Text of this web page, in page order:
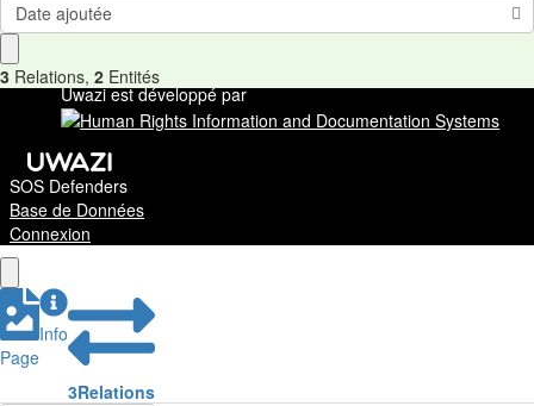
Date ajoutée
3 Relations, 2 Entités
Uwazi est développé par
SOS Defenders
Base de Données
Connexion
Page
Info
3Relations